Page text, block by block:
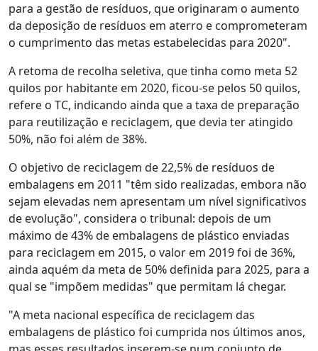
para a gestão de resíduos, que originaram o aumento
da deposição de resíduos em aterro e comprometeram
o cumprimento das metas estabelecidas para 2020".
A retoma de recolha seletiva, que tinha como meta 52
quilos por habitante em 2020, ficou-se pelos 50 quilos,
refere o TC, indicando ainda que a taxa de preparação
para reutilização e reciclagem, que devia ter atingido
50%, não foi além de 38%.
O objetivo de reciclagem de 22,5% de resíduos de
embalagens em 2011 "têm sido realizadas, embora não
sejam elevadas nem apresentam um nível significativos
de evolução", considera o tribunal: depois de um
máximo de 43% de embalagens de plástico enviadas
para reciclagem em 2015, o valor em 2019 foi de 36%,
ainda aquém da meta de 50% definida para 2025, para a
qual se "impõem medidas" que permitam lá chegar.
"A meta nacional específica de reciclagem das
embalagens de plástico foi cumprida nos últimos anos,